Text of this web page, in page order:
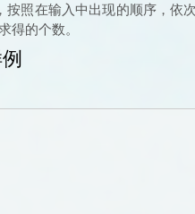
按照在输入中出现的顺序，依
得的个数。